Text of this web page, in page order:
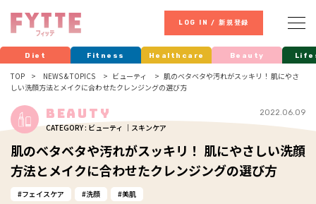
LOG IN / 新規登録
Diet Fitness Healthcare Beauty
TOP NEWS & TOPICS ビューティ
肌のベタベタや汚れがスッキリ！ 肌にやさ
しい洗顔方法とメイクに合わせたクレンジングの選び方
Beauty
CATEGORY : ビューティ ｜スキンケア
2022.06.09
肌のベタベタや汚れがスッキリ！ 肌にやさしい洗顔
方法とメイクに合わせたクレンジングの選び方
フェイスケア 洗顔 美肌